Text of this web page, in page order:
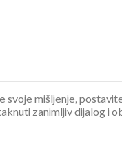
svoje mišljenje,
zanimljiv dijalog i